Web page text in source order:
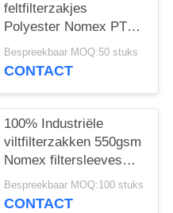
feltfilterzakjes
Polyester Nomex PTFE
PPS P84 Glasvezel
voor stofopvang in
staalfabrieken en
aanverwante
industrieën
Bespreekbaar MOQ:50 stuks
CONTACT
100% Industriële
viltfilterzakken 550gsm
Nomex filtersleeves
met PTFE-membraan
Bespreekbaar MOQ:100 stuks
CONTACT